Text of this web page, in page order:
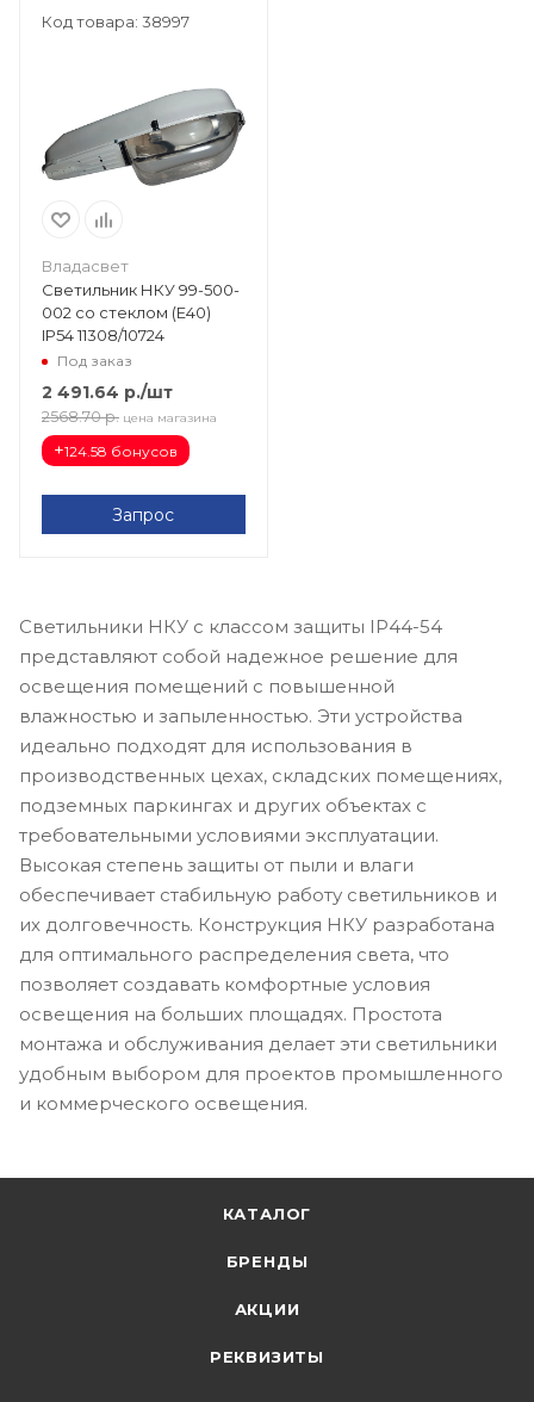
Код товара: 38997
Владасвет
Светильник НКУ 99-500-
002 со стеклом (Е40)
IP54 11308/10724
Под заказ
2 491.64 р./шт
2568.70 р. цена магазина
+124.58 бонусов
Запрос
Светильники НКУ с классом защиты IP44-54
представляют собой надежное решение для
освещения помещений с повышенной
влажностью и запыленностью. Эти устройства
идеально подходят для использования в
производственных цехах, складских помещениях,
подземных паркингах и других объектах с
требовательными условиями эксплуатации.
Высокая степень защиты от пыли и влаги
обеспечивает стабильную работу светильников и
их долговечность. Конструкция НКУ разработана
для оптимального распределения света, что
позволяет создавать комфортные условия
освещения на больших площадях. Простота
монтажа и обслуживания делает эти светильники
удобным выбором для проектов промышленного
и коммерческого освещения.
КАТАЛОГ
БРЕНДЫ
АКЦИИ
РЕКВИЗИТЫ